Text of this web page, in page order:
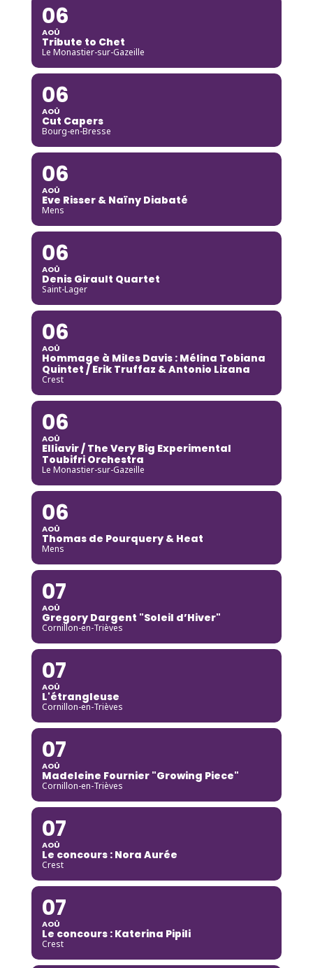
06
AOÛ
Tribute to Chet
Le Monastier-sur-Gazeille
06
AOÛ
Cut Capers
Bourg-en-Bresse
06
AOÛ
Eve Risser & Naïny Diabaté
Mens
06
AOÛ
Denis Girault Quartet
Saint-Lager
06
AOÛ
Hommage à Miles Davis : Mélina Tobiana
Quintet / Erik Truffaz & Antonio Lizana
Crest
06
AOÛ
Elliavir / The Very Big Experimental
Toubifri Orchestra
Le Monastier-sur-Gazeille
06
AOÛ
Thomas de Pourquery & Heat
Mens
07
AOÛ
Gregory Dargent "Soleil d’Hiver"
Cornillon-en-Trièves
07
AOÛ
L'étrangleuse
Cornillon-en-Trièves
07
AOÛ
Madeleine Fournier "Growing Piece"
Cornillon-en-Trièves
07
AOÛ
Le concours : Nora Aurée
Crest
07
AOÛ
Le concours : Katerina Pipili
Crest